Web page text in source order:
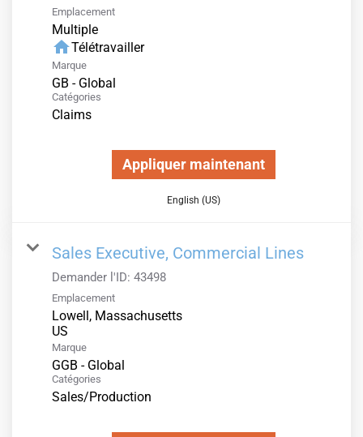
Emplacement
Multiple
homeTélétravailler
Marque
GB - Global
Catégories
Claims
Appliquer maintenant
English (US)
Sales Executive, Commercial Lines
Demander l'ID: 43498
Emplacement
Lowell, Massachusetts
Marque
GGB - Global
Catégories
Sales/Production